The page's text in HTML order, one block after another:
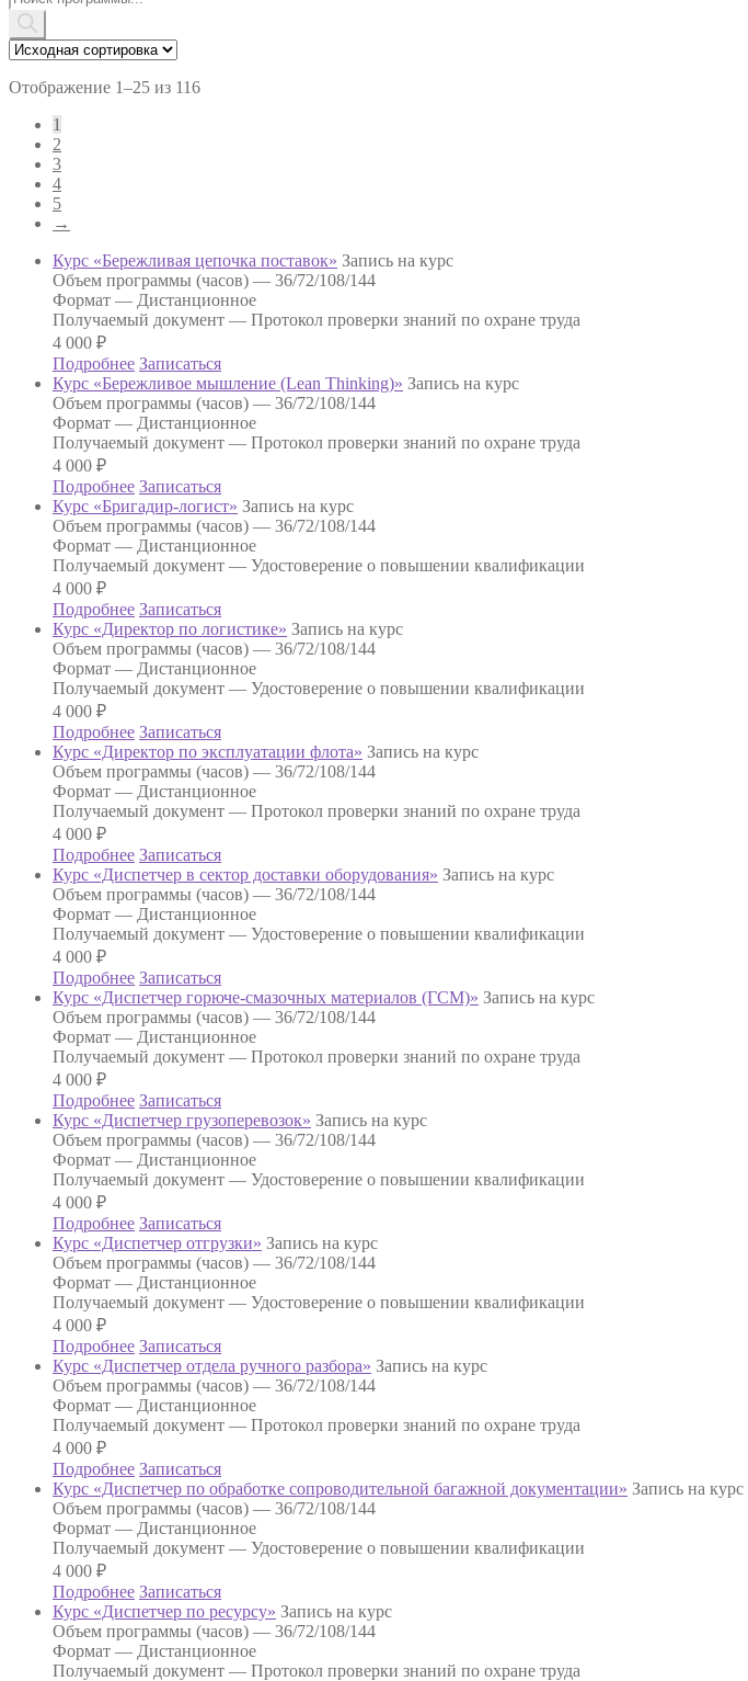
товаров
Отображение 1–25 из 116
1
2
3
4
5
→
Курс «Бережливая цепочка поставок» Запись на курс
Объем программы (часов) — 36/72/108/144
Формат — Дистанционное
Получаемый документ — Протокол проверки знаний по охране труда
4 000 ₽
Подробнее Записаться
Курс «Бережливое мышление (Lean Thinking)» Запись на курс
Объем программы (часов) — 36/72/108/144
Формат — Дистанционное
Получаемый документ — Протокол проверки знаний по охране труда
4 000 ₽
Подробнее Записаться
Курс «Бригадир-логист» Запись на курс
Объем программы (часов) — 36/72/108/144
Формат — Дистанционное
Получаемый документ — Удостоверение о повышении квалификации
4 000 ₽
Подробнее Записаться
Курс «Директор по логистике» Запись на курс
Объем программы (часов) — 36/72/108/144
Формат — Дистанционное
Получаемый документ — Удостоверение о повышении квалификации
4 000 ₽
Подробнее Записаться
Курс «Директор по эксплуатации флота» Запись на курс
Объем программы (часов) — 36/72/108/144
Формат — Дистанционное
Получаемый документ — Протокол проверки знаний по охране труда
4 000 ₽
Подробнее Записаться
Курс «Диспетчер в сектор доставки оборудования» Запись на курс
Объем программы (часов) — 36/72/108/144
Формат — Дистанционное
Получаемый документ — Удостоверение о повышении квалификации
4 000 ₽
Подробнее Записаться
Курс «Диспетчер горюче-смазочных материалов (ГСМ)» Запись на курс
Объем программы (часов) — 36/72/108/144
Формат — Дистанционное
Получаемый документ — Протокол проверки знаний по охране труда
4 000 ₽
Подробнее Записаться
Курс «Диспетчер грузоперевозок» Запись на курс
Объем программы (часов) — 36/72/108/144
Формат — Дистанционное
Получаемый документ — Удостоверение о повышении квалификации
4 000 ₽
Подробнее Записаться
Курс «Диспетчер отгрузки» Запись на курс
Объем программы (часов) — 36/72/108/144
Формат — Дистанционное
Получаемый документ — Удостоверение о повышении квалификации
4 000 ₽
Подробнее Записаться
Курс «Диспетчер отдела ручного разбора» Запись на курс
Объем программы (часов) — 36/72/108/144
Формат — Дистанционное
Получаемый документ — Протокол проверки знаний по охране труда
4 000 ₽
Подробнее Записаться
Курс «Диспетчер по обработке сопроводительной багажной документации» Запись на курс
Объем программы (часов) — 36/72/108/144
Формат — Дистанционное
Получаемый документ — Удостоверение о повышении квалификации
4 000 ₽
Подробнее Записаться
Курс «Диспетчер по ресурсу» Запись на курс
Объем программы (часов) — 36/72/108/144
Формат — Дистанционное
Получаемый документ — Протокол проверки знаний по охране труда